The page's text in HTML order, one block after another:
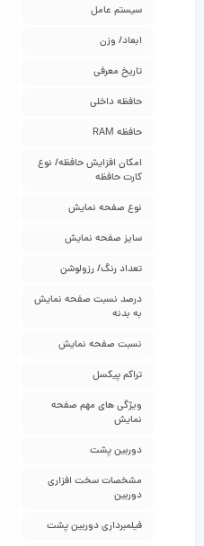
سیستم عامل
ابعاد/ وزن
تاریخ معرفی
حافظه داخلی
حافظه RAM
امکان افزایش حافظه/ نوع
کارت حافظه
نوع صفحه نمایش
سایز صفحه نمایش
تعداد رنگ/ رزولوشن
درصد نسبت صفحه نمایش
به بدنه
نسبت صفحه نمایش
تراکم پیکسل
ویژگی‌ های مهم صفحه
نمایش
دوربین پشت
مشخصات سخت‌ افزاری
دوربین
فیلمبرداری دوربین پشت